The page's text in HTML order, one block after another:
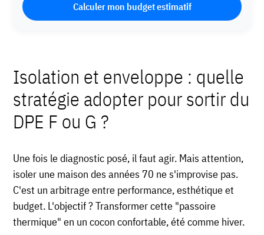
Calculer mon budget estimatif
Isolation et enveloppe : quelle
stratégie adopter pour sortir du
DPE F ou G ?
Une fois le diagnostic posé, il faut agir. Mais attention,
isoler une maison des années 70 ne s'improvise pas.
C'est un arbitrage entre performance, esthétique et
budget. L'objectif ? Transformer cette "passoire
thermique" en un cocon confortable, été comme hiver.